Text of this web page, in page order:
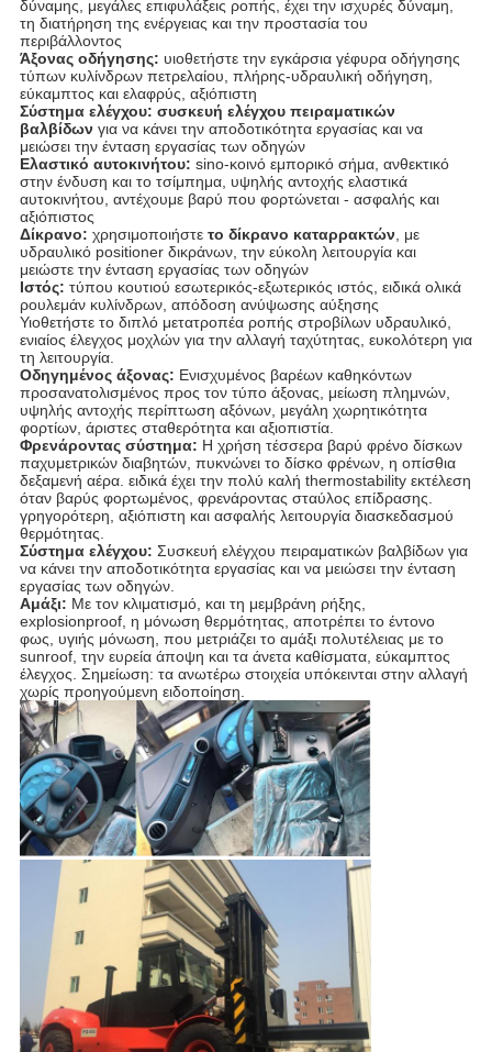
δύναμης, μεγάλες επιφυλάξεις ροπής, έχει την ισχυρές δύναμη,
τη διατήρηση της ενέργειας και την προστασία του
περιβάλλοντος
Άξονας οδήγησης: υιοθετήστε την εγκάρσια γέφυρα οδήγησης
τύπων κυλίνδρων πετρελαίου, πλήρης-υδραυλική οδήγηση,
εύκαμπτος και ελαφρύς, αξιόπιστη
Σύστημα ελέγχου: συσκευή ελέγχου πειραματικών
βαλβίδωνγια να κάνει την αποδοτικότητα εργασίας και να
μειώσει την ένταση εργασίας των οδηγών
Ελαστικό αυτοκινήτου: sino-κοινό εμπορικό σήμα, ανθεκτικό
στην ένδυση και το τσίμπημα, υψηλής αντοχής ελαστικά
αυτοκινήτου, αντέχουμε βαρύ που φορτώνεται - ασφαλής και
αξιόπιστος
Δίκρανο: χρησιμοποιήστετο δίκρανο καταρρακτών, με
υδραυλικό positioner δικράνων, την εύκολη λειτουργία και
μειώστε την ένταση εργασίας των οδηγών
Ιστός: τύπου κουτιού εσωτερικός-εξωτερικός ιστός, ειδικά ολικά
ρουλεμάν κυλίνδρων, απόδοση ανύψωσης αύξησης
Υιοθετήστε το διπλό μετατροπέα ροπής στροβίλων υδραυλικό,
ενιαίος έλεγχος μοχλών για την αλλαγή ταχύτητας, ευκολότερη για
τη λειτουργία.
Οδηγημένος άξονας: Ενισχυμένος βαρέων καθηκόντων
προσανατολισμένος προς τον τύπο άξονας, μείωση πλημνών,
υψηλής αντοχής περίπτωση αξόνων, μεγάλη χωρητικότητα
φορτίων, άριστες σταθερότητα και αξιοπιστία.
Φρενάροντας σύστημα: Η χρήση τέσσερα βαρύ φρένο δίσκων
παχυμετρικών διαβητών, πυκνώνει το δίσκο φρένων, η οπίσθια
δεξαμενή αέρα. ειδικά έχει την πολύ καλή thermostability εκτέλεση
όταν βαρύς φορτωμένος, φρενάροντας σταύλος επίδρασης.
γρηγορότερη, αξιόπιστη και ασφαλής λειτουργία διασκεδασμού
θερμότητας.
Σύστημα ελέγχου: Συσκευή ελέγχου πειραματικών βαλβίδων για
να κάνει την αποδοτικότητα εργασίας και να μειώσει την ένταση
εργασίας των οδηγών.
Αμάξι: Με τον κλιματισμό, και τη μεμβράνη ρήξης,
explosionproof, η μόνωση θερμότητας, αποτρέπει το έντονο
φως, υγιής μόνωση, που μετριάζει το αμάξι πολυτέλειας με το
sunroof, την ευρεία άποψη και τα άνετα καθίσματα, εύκαμπτος
έλεγχος. Σημείωση: τα ανωτέρω στοιχεία υπόκεινται στην αλλαγή
χωρίς προηγούμενη ειδοποίηση.